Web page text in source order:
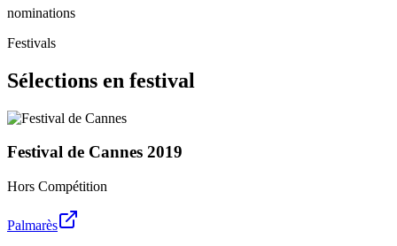
nominations
Festivals
Sélections en festival
Festival de Cannes 2019
Hors Compétition
Palmarès